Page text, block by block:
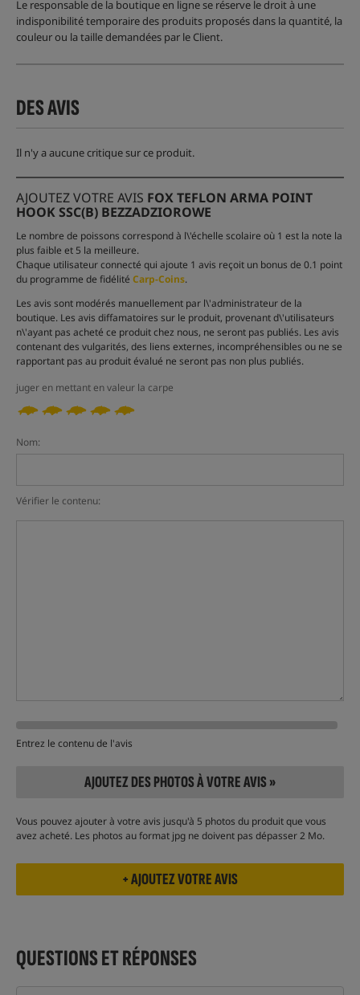
Le responsable de la boutique en ligne se réserve le droit à une
indisponibilité temporaire des produits proposés dans la quantité, la
couleur ou la taille demandées par le Client.
DES AVIS
Il n'y a aucune critique sur ce produit.
AJOUTEZ VOTRE AVIS FOX TEFLON ARMA POINT
HOOK SSC(B) BEZZADZIOROWE
Le nombre de poissons correspond à l\'échelle scolaire où 1 est la note la
plus faible et 5 la meilleure.
Chaque utilisateur connecté qui ajoute 1 avis reçoit un bonus de 0.1 point
du programme de fidélité Carp-Coins.
Les avis sont modérés manuellement par l\'administrateur de la
boutique. Les avis diffamatoires sur le produit, provenant d\'utilisateurs
n\'ayant pas acheté ce produit chez nous, ne seront pas publiés. Les avis
contenant des vulgarités, des liens externes, incompréhensibles ou ne se
rapportant pas au produit évalué ne seront pas non plus publiés.
juger en mettant en valeur la carpe
Nom:
Vérifier le contenu:
Entrez le contenu de l'avis
AJOUTEZ DES PHOTOS À VOTRE AVIS »
Vous pouvez ajouter à votre avis jusqu'à 5 photos du produit que vous
avez acheté. Les photos au format jpg ne doivent pas dépasser 2 Mo.
QUESTIONS ET RÉPONSES